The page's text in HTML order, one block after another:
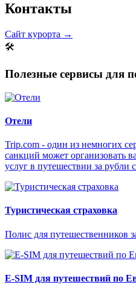
Контакты
Сайт курорта →
🛠
Полезные сервисы для
Отели
Trip.com - один из немногих
санкций может организовать
услуг в путешествии за рубли
Туристическая страховка
Полис для путешественников
E-SIM для путешествий по